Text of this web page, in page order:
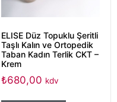
ELISE Düz Topuklu Şeritli
Taşlı Kalın ve Ortopedik
Taban Kadın Terlik CKT –
Krem
₺680,00 kdv